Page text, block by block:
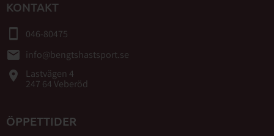
KONTAKT
smartphone 046-80475
email info@bengtshastsport.se
place
Lastvägen 4
247 64 Veberöd
ÖPPETTIDER